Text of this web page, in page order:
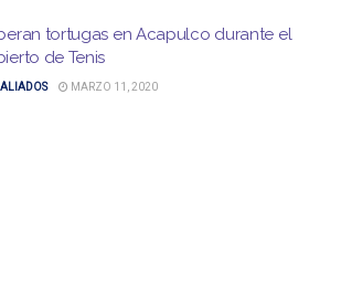
tortugas en Acapulco durante el
de Tenis
ALIADOS MARZO 11, 2020